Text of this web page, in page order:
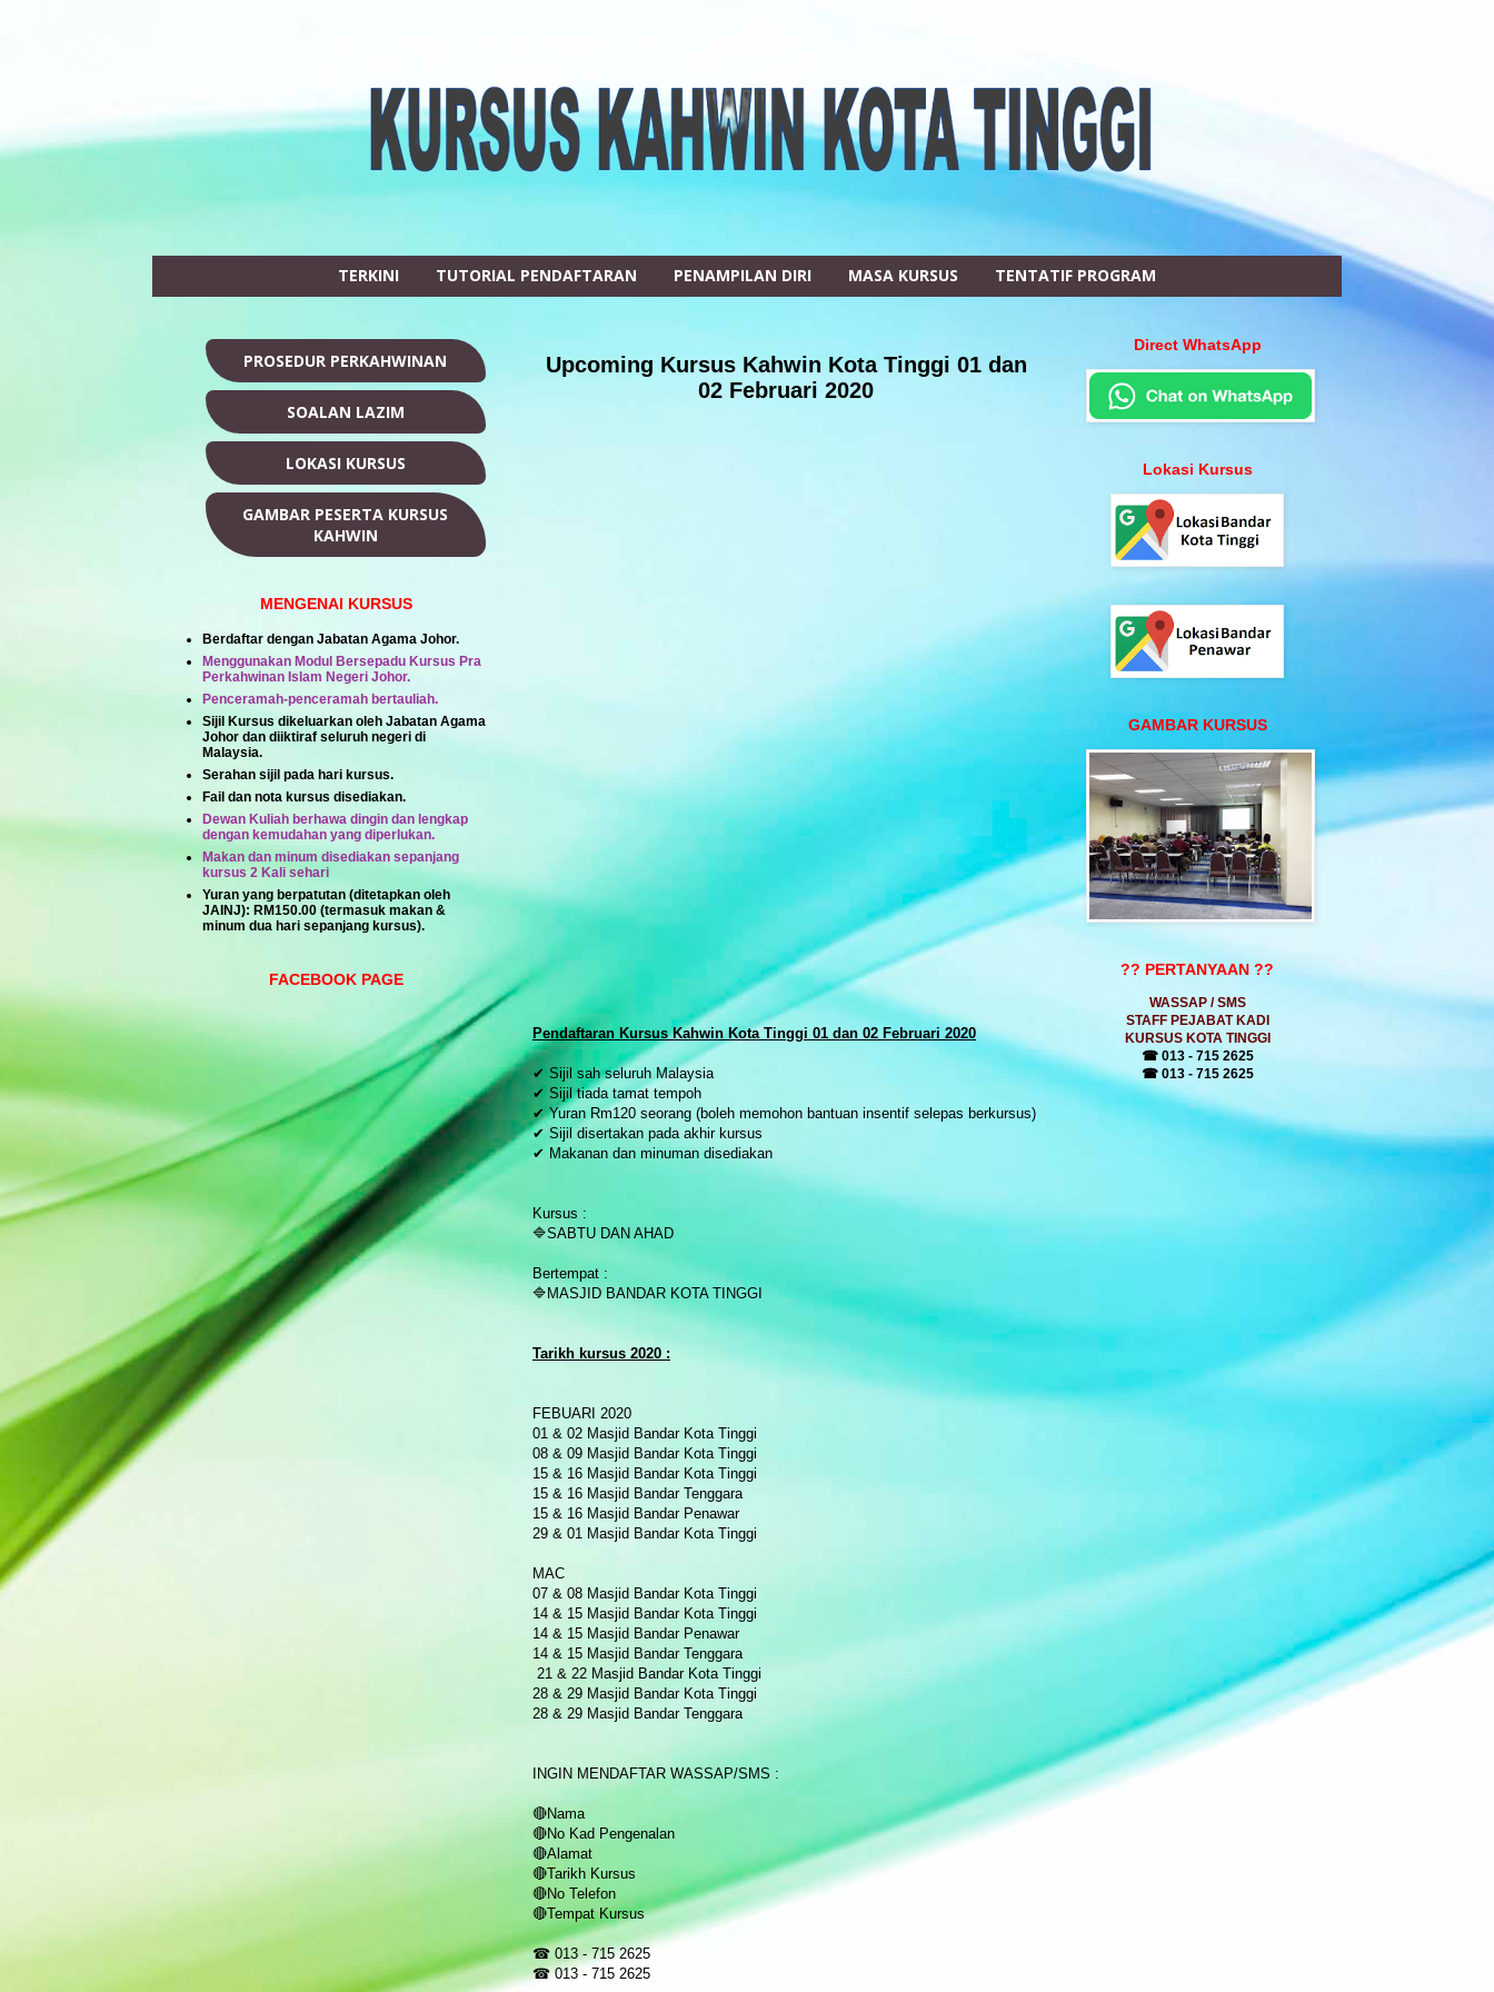
TERKINI TUTORIAL PENDAFTARAN PENAMPILAN DIRI MASA KURSUS TENTATIF PROGRAM
Upcoming Kursus Kahwin Kota Tinggi 01 dan
02 Februari 2020
Pendaftaran Kursus Kahwin Kota Tinggi 01 dan 02 Februari 2020
✔ Sijil sah seluruh Malaysia
✔ Sijil tiada tamat tempoh
✔ Yuran Rm120 seorang (boleh memohon bantuan insentif selepas berkursus)
✔ Sijil disertakan pada akhir kursus
✔ Makanan dan minuman disediakan
Kursus :
🔷SABTU DAN AHAD
Bertempat :
🔷MASJID BANDAR KOTA TINGGI
Tarikh kursus 2020 :
FEBUARI 2020
01 & 02 Masjid Bandar Kota Tinggi
08 & 09 Masjid Bandar Kota Tinggi
15 & 16 Masjid Bandar Kota Tinggi
15 & 16 Masjid Bandar Tenggara
15 & 16 Masjid Bandar Penawar
29 & 01 Masjid Bandar Kota Tinggi
MAC
07 & 08 Masjid Bandar Kota Tinggi
14 & 15 Masjid Bandar Kota Tinggi
14 & 15 Masjid Bandar Penawar
14 & 15 Masjid Bandar Tenggara
21 & 22 Masjid Bandar Kota Tinggi
28 & 29 Masjid Bandar Kota Tinggi
28 & 29 Masjid Bandar Tenggara
INGIN MENDAFTAR WASSAP/SMS :
🔴Nama
🔴No Kad Pengenalan
🔴Alamat
🔴Tarikh Kursus
🔴No Telefon
🔴Tempat Kursus
☎ 013 - 715 2625
☎ 013 - 715 2625
PROSEDUR PERKAHWINAN
SOALAN LAZIM
LOKASI KURSUS
GAMBAR PESERTA KURSUS
KAHWIN
MENGENAI KURSUS
Berdaftar dengan Jabatan Agama Johor.
Menggunakan Modul Bersepadu Kursus Pra
Perkahwinan Islam Negeri Johor.
Penceramah-penceramah bertauliah.
Sijil Kursus dikeluarkan oleh Jabatan Agama
Johor dan diiktiraf seluruh negeri di
Malaysia.
Serahan sijil pada hari kursus.
Fail dan nota kursus disediakan.
Dewan Kuliah berhawa dingin dan lengkap
dengan kemudahan yang diperlukan.
Makan dan minum disediakan sepanjang
kursus 2 Kali sehari
Yuran yang berpatutan (ditetapkan oleh
JAINJ): RM150.00 (termasuk makan &
minum dua hari sepanjang kursus).
FACEBOOK PAGE
Direct WhatsApp
Lokasi Kursus
GAMBAR KURSUS
?? PERTANYAAN ??
WASSAP / SMS
STAFF PEJABAT KADI
KURSUS KOTA TINGGI
☎ 013 - 715 2625
☎ 013 - 715 2625